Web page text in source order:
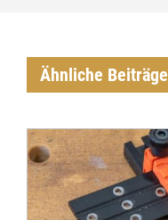
Ähnliche Beiträge